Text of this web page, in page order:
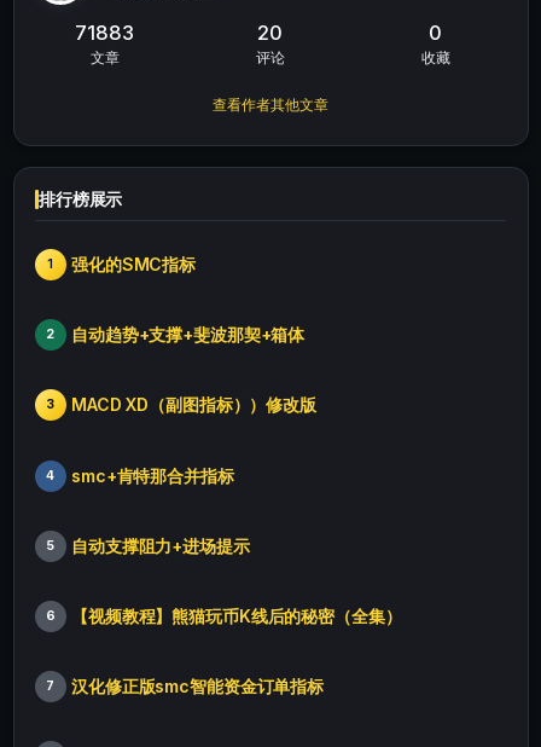
71883
文章
20
评论
0
收藏
查看作者其他文章
排行榜展示
1 强化的SMC指标
2 自动趋势+支撑+斐波那契+箱体
3 MACD XD（副图指标））修改版
4 smc+肯特那合并指标
5 自动支撑阻力+进场提示
6 【视频教程】熊猫玩币K线后的秘密（全集）
7 汉化修正版smc智能资金订单指标